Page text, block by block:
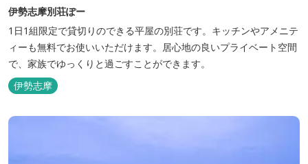
伊勢志摩別荘ぽー
1日1組限定で貸切りのできる平屋の別荘です。キッチンやアメニテ
ィーも無料でお使いいただけます。居心地の良いプライベート空間
で、家族でゆっくりと過ごすことができます。
伊勢志摩